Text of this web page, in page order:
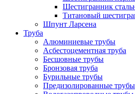
Шестигранник
Титановый
Шпунт Ларсена
Труба
Алюминиевые трубы
Асбестоцементная труба
Бесшовные трубы
Бронзовая труба
Бурильные трубы
Предизолированные трубы